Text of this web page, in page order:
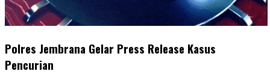
Polres Jembrana Gelar Press Release Kasus
Pencurian